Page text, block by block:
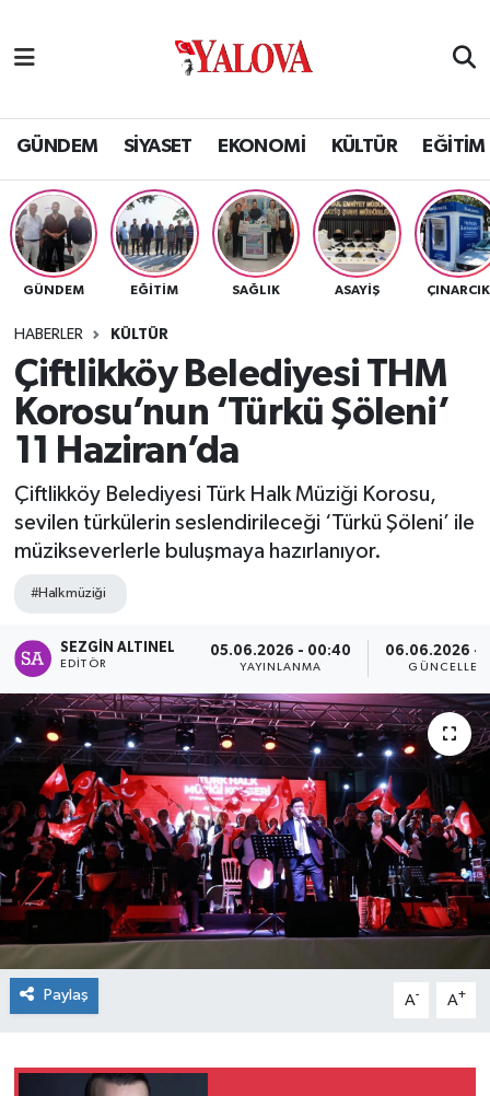
GÜNDEM SİYASET EKONOMİ KÜLTÜR EĞİTİM
GÜNDEM EĞİTİM SAĞLIK ASAYİŞ ÇINARCIK
HABERLER KÜLTÜR
Çiftlikköy Belediyesi THM
Korosu’nun ‘Türkü Şöleni’
11 Haziran’da
Çiftlikköy Belediyesi Türk Halk Müziği Korosu,
sevilen türkülerin seslendirileceği ‘Türkü Şöleni’ ile
müzikseverlerle buluşmaya hazırlanıyor.
#Halk müziği
SEZGIN ALTINEL
EDITÖR
05.06.2026 - 00:40
YAYINLANMA
06.06.2026 -
Paylaş A- A+
SİYASET
EKONOMİ
KÜLTÜR
BİLİM VE TEKNOLOJİ
ASAYİŞ
SPOR
ULUSAL
İLÇELERİMİZ
RESMİ İLAN
Yalova Nöbetçi Eczaneler
Yalova Hava Durumu
Yalova Namaz Vakitleri
Yalova Trafik Yoğunluk Haritası
Tüm Manşetler
Son Dakika Haberleri